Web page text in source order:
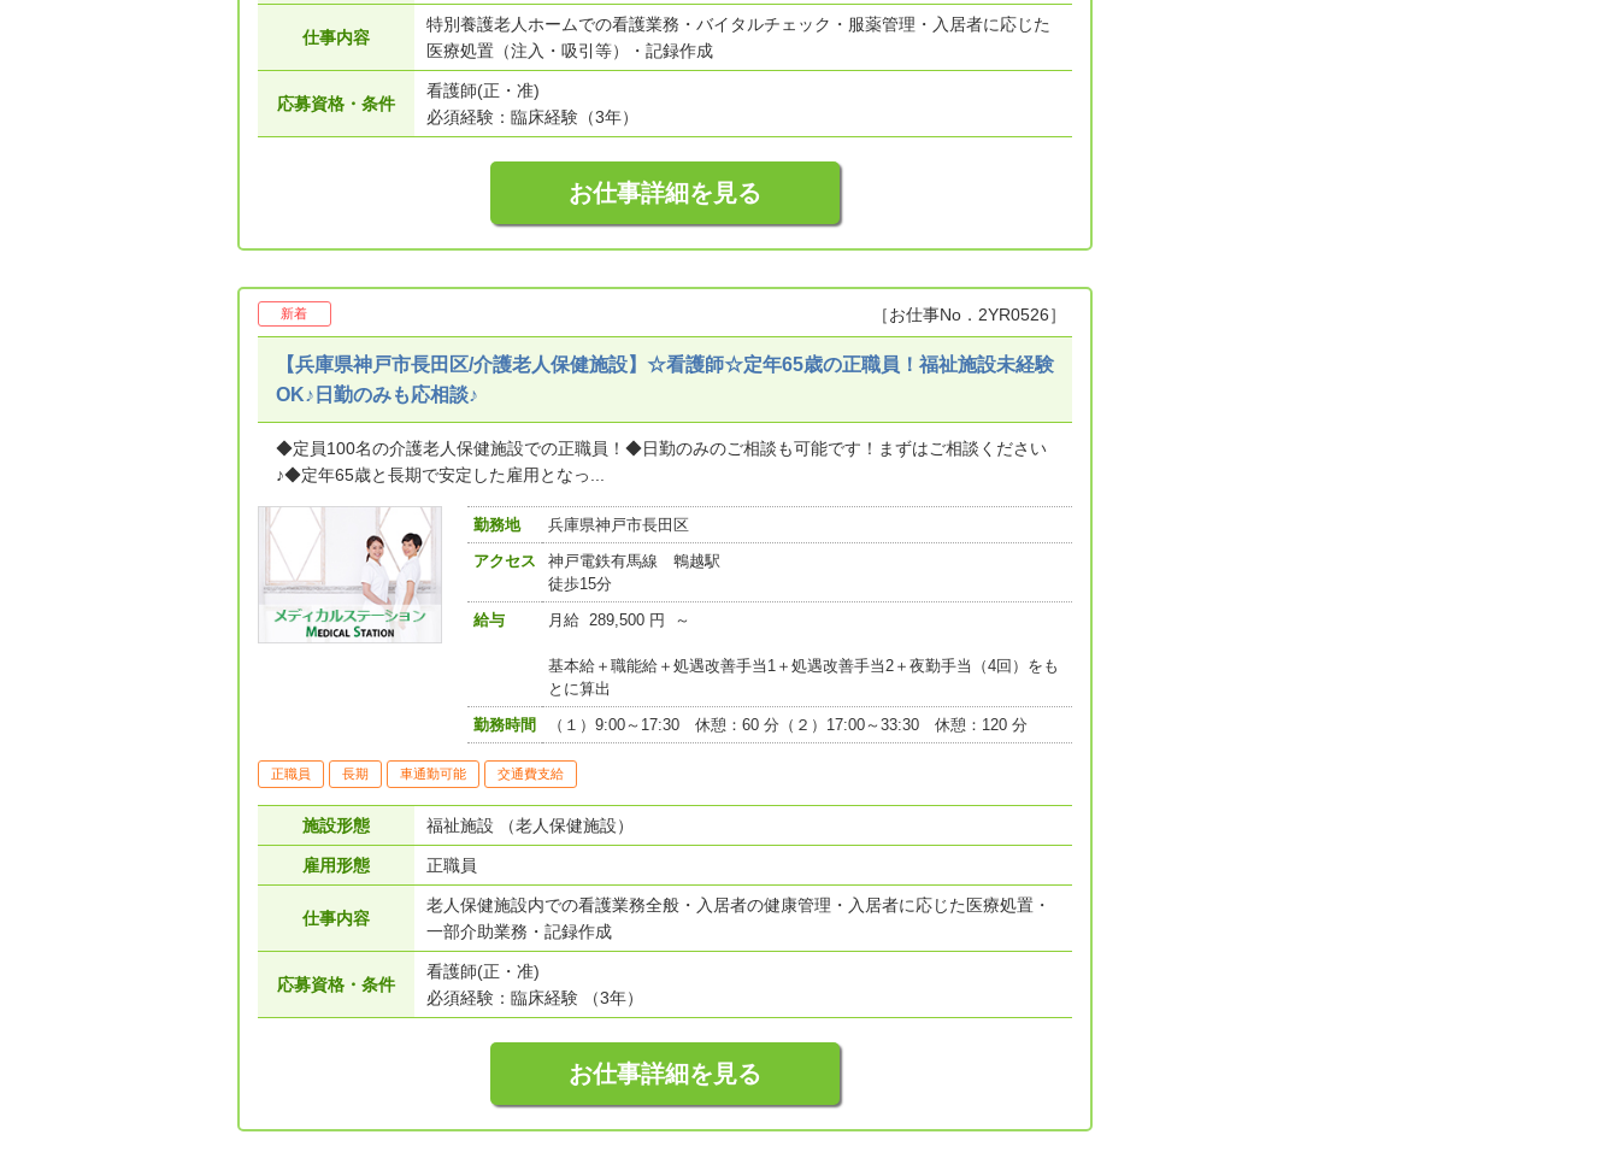
仕事内容
特別養護老人ホームでの看護業務・バイタルチェック・服薬管理・入居者に応じた
医療処置（注入・吸引等）・記録作成
応募資格・条件
看護師(正・准)
必須経験：臨床経験（3年）
お仕事詳細を見る
［お仕事No．2YR0526］
新着
【兵庫県神戸市長田区/介護老人保健施設】☆看護師☆定年65歳の正職員！福祉施設未経験
OK♪日勤のみも応相談♪
◆定員100名の介護老人保健施設での正職員！◆日勤のみのご相談も可能です！まずはご相談ください
♪◆定年65歳と長期で安定した雇用となっ...
勤務地
兵庫県神戸市長田区
アクセス
神戸電鉄有馬線 鵯越駅
徒歩15分
給与
月給 289,500 円 ～
基本給＋職能給＋処遇改善手当1＋処遇改善手当2＋夜勤手当（4回）をも
とに算出
勤務時間
（１）9:00～17:30 休憩：60 分（２）17:00～33:30 休憩：120 分
正職員 長期 車通勤可能 交通費支給
施設形態 福祉施設 （老人保健施設）
雇用形態 正職員
仕事内容
老人保健施設内での看護業務全般・入居者の健康管理・入居者に応じた医療処置・
一部介助業務・記録作成
応募資格・条件
看護師(正・准)
必須経験：臨床経験 （3年）
お仕事詳細を見る